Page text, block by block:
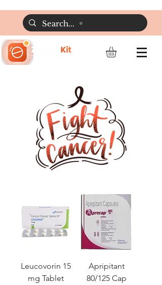
Leucovorin 15
mg Tablet
Apripitant
80/125 Cap